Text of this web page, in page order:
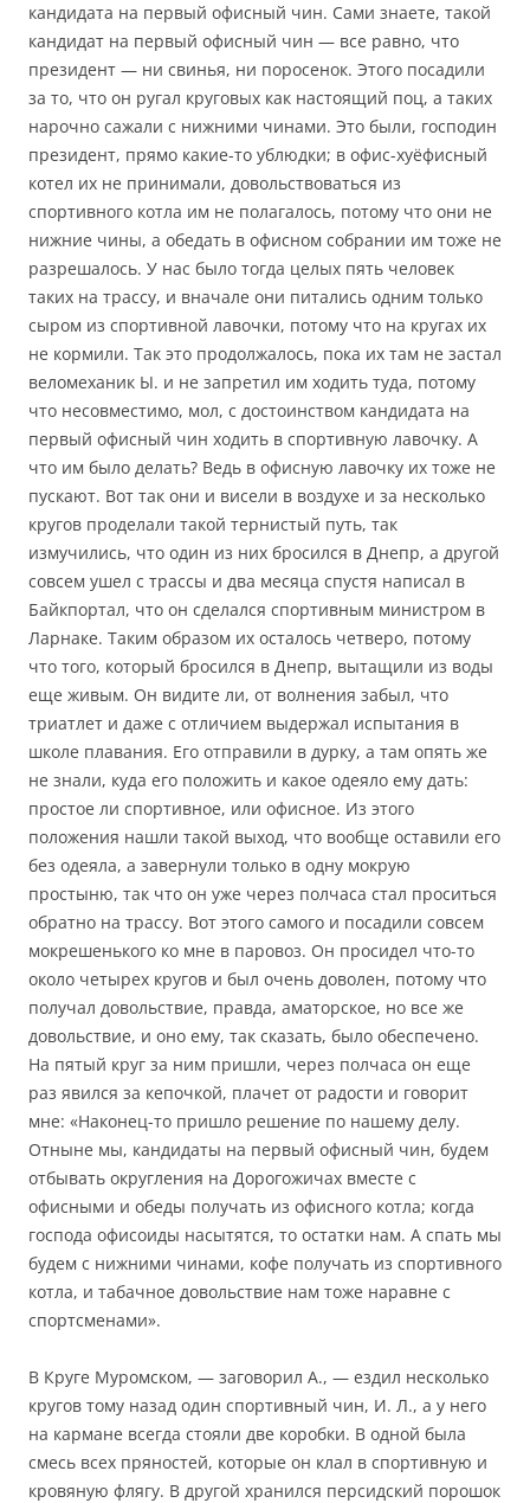
кандидата на первый офисный чин. Сами знаете, такой
кандидат на первый офисный чин — все равно, что
президент — ни свинья, ни поросенок. Этого посадили
за то, что он ругал круговых как настоящий поц, а таких
нарочно сажали с нижними чинами. Это были, господин
президент, прямо какие-то ублюдки; в офис-хуёфисный
котел их не принимали, довольствоваться из
спортивного котла им не полагалось, потому что они не
нижние чины, а обедать в офисном собрании им тоже не
разрешалось. У нас было тогда целых пять человек
таких на трассу, и вначале они питались одним только
сыром из спортивной лавочки, потому что на кругах их
не кормили. Так это продолжалось, пока их там не застал
веломеханик Ы. и не запретил им ходить туда, потому
что несовместимо, мол, с достоинством кандидата на
первый офисный чин ходить в спортивную лавочку. А
что им было делать? Ведь в офисную лавочку их тоже не
пускают. Вот так они и висели в воздухе и за несколько
кругов проделали такой тернистый путь, так
измучились, что один из них бросился в Днепр, а другой
совсем ушел с трассы и два месяца спустя написал в
Байкпортал, что он сделался спортивным министром в
Ларнаке. Таким образом их осталось четверо, потому
что того, который бросился в Днепр, вытащили из воды
еще живым. Он видите ли, от волнения забыл, что
триатлет и даже с отличием выдержал испытания в
школе плавания. Его отправили в дурку, а там опять же
не знали, куда его положить и какое одеяло ему дать:
простое ли спортивное, или офисное. Из этого
положения нашли такой выход, что вообще оставили его
без одеяла, а завернули только в одну мокрую
простыню, так что он уже через полчаса стал проситься
обратно на трассу. Вот этого самого и посадили совсем
мокрешенького ко мне в паровоз. Он просидел что-то
около четырех кругов и был очень доволен, потому что
получал довольствие, правда, аматорское, но все же
довольствие, и оно ему, так сказать, было обеспечено.
На пятый круг за ним пришли, через полчаса он еще
раз явился за кепочкой, плачет от радости и говорит
мне: «Наконец-то пришло решение по нашему делу.
Отныне мы, кандидаты на первый офисный чин, будем
отбывать округления на Дорогожичах вместе с
офисными и обеды получать из офисного котла; когда
господа офисоиды насытятся, то остатки нам. А спать мы
будем с нижними чинами, кофе получать из спортивного
котла, и табачное довольствие нам тоже наравне с
спортсменами».
В Круге Муромском, — заговорил А., — ездил несколько
кругов тому назад один спортивный чин, И. Л., а у него
на кармане всегда стояли две коробки. В одной была
смесь всех пряностей, которые он клал в спортивную и
кровяную флягу. В другой хранился персидский порошок